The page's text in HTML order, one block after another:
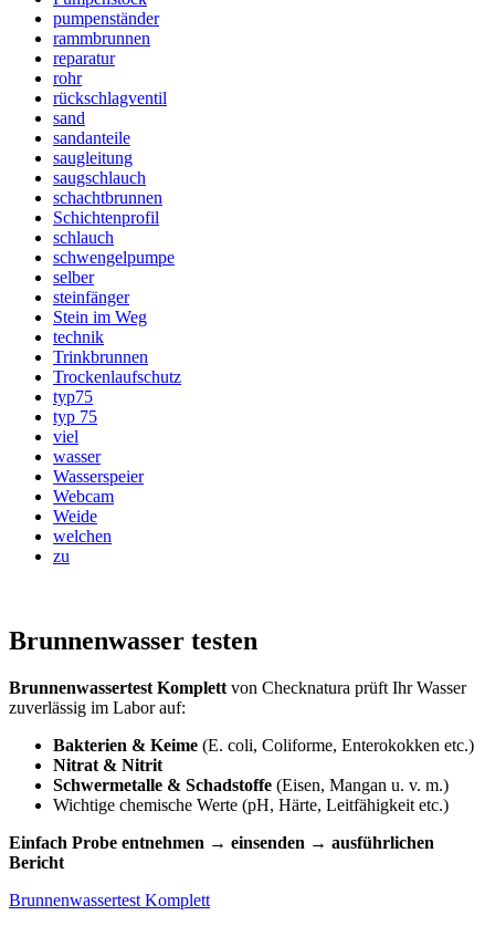
pumpenständer
rammbrunnen
reparatur
rohr
rückschlagventil
sand
sandanteile
saugleitung
saugschlauch
schachtbrunnen
Schichtenprofil
schlauch
schwengelpumpe
selber
steinfänger
Stein im Weg
technik
Trinkbrunnen
Trockenlaufschutz
typ75
typ 75
viel
wasser
Wasserspeier
Webcam
Weide
welchen
zu
Brunnenwasser testen
Brunnenwassertest Komplett von Checknatura prüft Ihr Wasser
zuverlässig im Labor auf:
Bakterien & Keime (E. coli, Coliforme, Enterokokken etc.)
Nitrat & Nitrit
Schwermetalle & Schadstoffe (Eisen, Mangan u. v. m.)
Wichtige chemische Werte (pH, Härte, Leitfähigkeit etc.)
Einfach Probe entnehmen → einsenden → ausführlichen
Bericht
Brunnenwassertest Komplett